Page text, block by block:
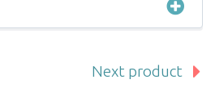
Next product